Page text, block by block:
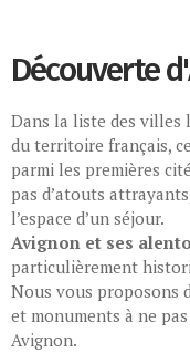
Découverte
Dans la liste des villes
du territoire français,
parmi les premières
pas d’atouts
l’espace d’un séjour.
Avignon et ses
particulièrement
Nous vous proposons
et monuments à ne
Avignon.